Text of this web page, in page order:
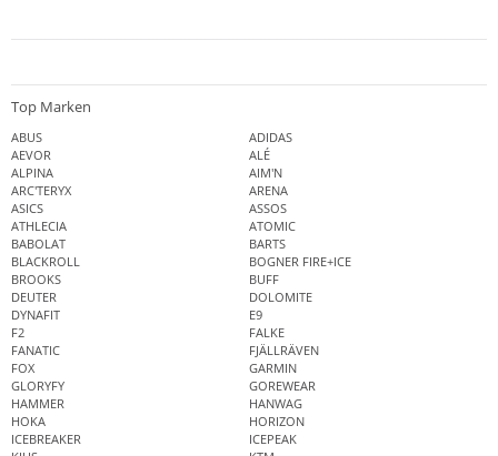
Top Marken
ABUS
ADIDAS
AEVOR
ALÉ
ALPINA
AIM'N
ARC'TERYX
ARENA
ASICS
ASSOS
ATHLECIA
ATOMIC
BABOLAT
BARTS
BLACKROLL
BOGNER FIRE+ICE
BROOKS
BUFF
DEUTER
DOLOMITE
DYNAFIT
E9
F2
FALKE
FANATIC
FJÄLLRÄVEN
FOX
GARMIN
GLORYFY
GOREWEAR
HAMMER
HANWAG
HOKA
HORIZON
ICEBREAKER
ICEPEAK